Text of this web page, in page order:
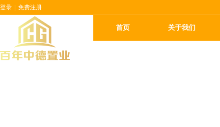
首页 关于我们
登录 免费注册